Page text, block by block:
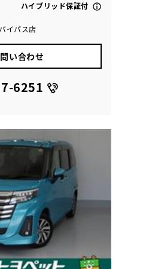
ハイブリッド保証付
イパス店
い合わせ
6251